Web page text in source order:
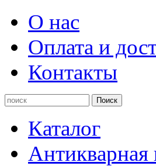
О нас
Оплата и
Контакты
Каталог
Антикварная